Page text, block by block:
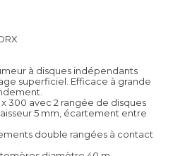
à disques indépendants
superficiel. Efficace à grande
300 avec 2 rangée de disques
5 mm, écartement entre
double rangées à contact